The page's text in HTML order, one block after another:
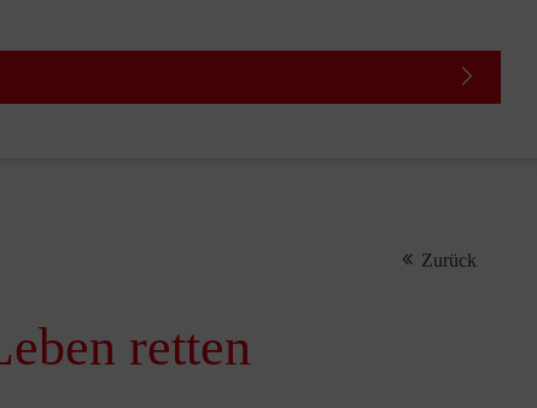
Zurück
retten